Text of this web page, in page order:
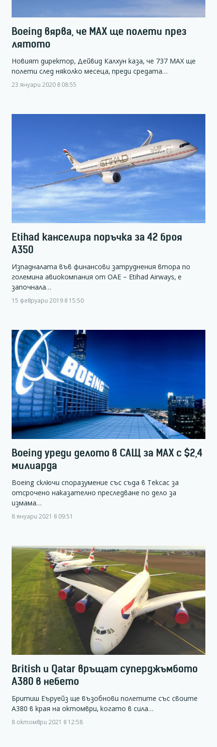
Boeing вярва, че МАХ ще полети през
лятото
Новият директор, Дейвид Калхун каза, че 737 МАХ ще
полети след няколко месеца, преди средата…
23 януари 2020 в 08:55
Etihad канселира поръчка за 42 броя
А350
Изпадналата във финансови затруднения втора по
големина авиокомпания от ОАЕ – Etihad Airways, е
започнала…
15 февруари 2019 в 15:50
Boeing уреди делото в САЩ за MAX с $2,4
милиарда
Boeing сключи споразумение със съда в Тексас за
отсрочено наказателно преследване по дело за
измама…
8 януари 2021 в 09:51
British и Qatar връщат суперджъмбото
А380 в небето
Бритиш Еъруейз ще възобнови полетите със своите
А380 в края на октомври, когато в сила…
8 октомври 2021 в 12:58